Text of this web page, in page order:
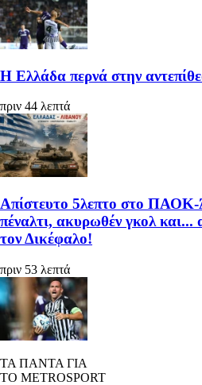
Η Ελλάδα περνά στην
πριν 44 λεπτά
Απίστευτο 5λεπτο στο ΠΑΟΚ-
πέναλτι, ακυρωθέν γκολ και...
τον Δικέφαλο!
πριν 53 λεπτά
ΤΑ ΠΑΝΤΑ ΓΙΑ
ΤΟ METROSPORT